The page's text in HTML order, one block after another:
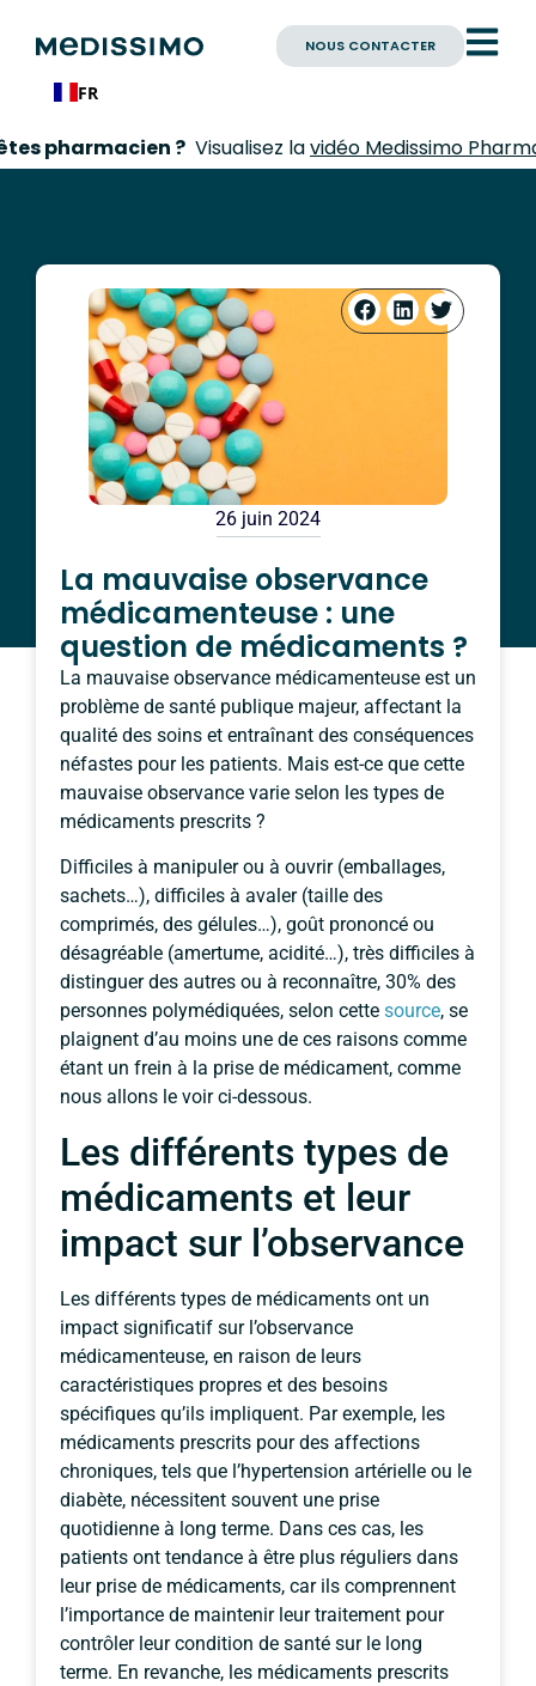
NOUS CONTACTER
FR
?Visualisez lavidéo Medissimo Pharmacien
26 juin 2024
La mauvaise observance
médicamenteuse : une
question de médicaments ?
La mauvaise observance médicamenteuse est un
problème de santé publique majeur, affectant la
qualité des soins et entraînant des conséquences
néfastes pour les patients. Mais est-ce que cette
mauvaise observance varie selon les types de
médicaments prescrits ?
Difficiles à manipuler ou à ouvrir (emballages,
sachets…), difficiles à avaler (taille des
comprimés, des gélules…), goût prononcé ou
désagréable (amertume, acidité…), très difficiles à
distinguer des autres ou à reconnaître, 30% des
personnes polymédiquées, selon cette source, se
plaignent d’au moins une de ces raisons comme
étant un frein à la prise de médicament, comme
nous allons le voir ci-dessous.
Les différents types de
médicaments et leur
impact sur l’observance
Les différents types de médicaments ont un
impact significatif sur l’observance
médicamenteuse, en raison de leurs
caractéristiques propres et des besoins
spécifiques qu’ils impliquent. Par exemple, les
médicaments prescrits pour des affections
chroniques, tels que l’hypertension artérielle ou le
diabète, nécessitent souvent une prise
quotidienne à long terme. Dans ces cas, les
patients ont tendance à être plus réguliers dans
leur prise de médicaments, car ils comprennent
l’importance de maintenir leur traitement pour
contrôler leur condition de santé sur le long
terme. En revanche, les médicaments prescrits